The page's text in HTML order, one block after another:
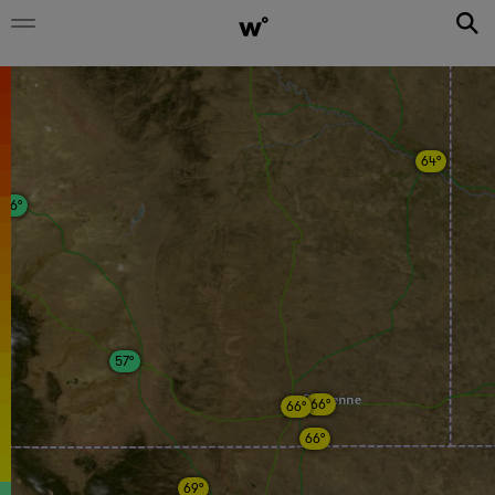
57°
69°
66°
66°
66°
56°
64°